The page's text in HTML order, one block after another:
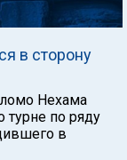
в сторону
Нехама
турне по ряду
в